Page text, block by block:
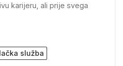
karijeru, ali prije svega
služba